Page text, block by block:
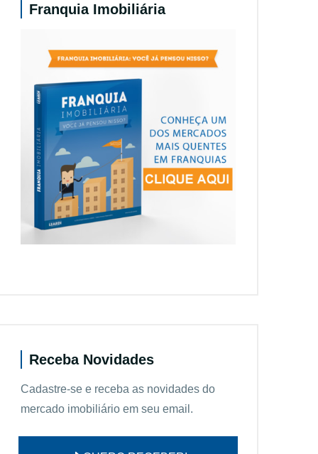
Franquia Imobiliária
Receba Novidades
Cadastre-se e receba as novidades do
mercado imobiliário em seu email.